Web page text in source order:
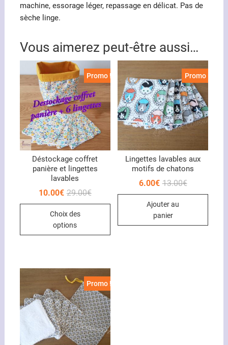
machine, essorage léger, repassage en délicat. Pas de
sèche linge.
Vous aimerez peut-être aussi…
Promo !
Déstockage coffret
panière et lingettes
lavables
29.00€Le
10.00€
Le
Choix des
options
Ce
Les
options
peuvent
être
choisies
sur
Promo !
Lingettes lavables aux
motifs de chatons
13.00€Le
6.00€
Le
Ajouter au
panier
Promo !